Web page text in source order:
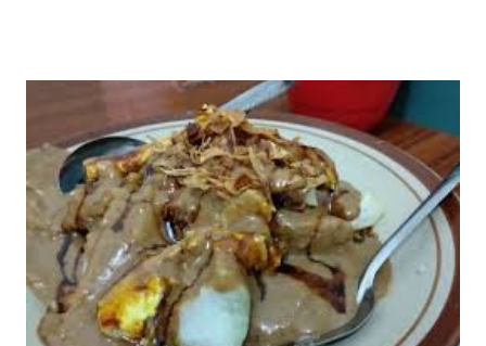
aplikasi itu memang sangat menarik, sehingga bisa menyita
waktu dan membuat kita tidak produktif, karena menghabiskan
waktu berjam-jam menatap gawai menikmati berbagai sajian
media sosial. Tidak bisa dipungkiri, sebagain besar
masyarakat kita sudah kecanduan gawai dan sulit lepas dari alat
canggih segenggaman tangan itu. Agar kita tetap waras dan
produktif dalam bersosmed maka...